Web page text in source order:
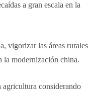
a gran escala en la
vigorizar las áreas rurales
la modernización china.
agricultura considerando